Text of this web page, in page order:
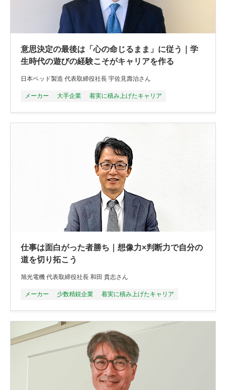
意思決定の最後は「心の命じるまま」に従う｜学
生時代の遊びの経験こそがキャリアを作る
日本ベッド製造 代表取締役社長 宇佐見壽治さん
メーカー 大手企業 着実に積み上げたキャリア
仕事は面白がった者勝ち｜想像力×判断力で自分の
道を切り拓こう
旭光電機 代表取締役社長 和田 貴志さん
メーカー 少数精鋭企業 着実に積み上げたキャリア